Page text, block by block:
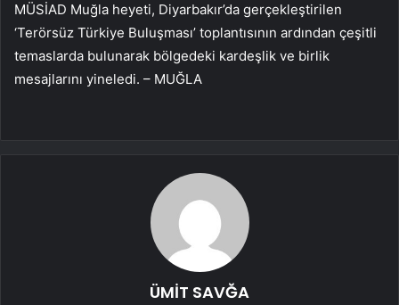
MÜSİAD Muğla heyeti, Diyarbakır’da gerçekleştirilen
‘Terörsüz Türkiye Buluşması’ toplantısının ardından çeşitli
temaslarda bulunarak bölgedeki kardeşlik ve birlik
mesajlarını yineledi. – MUĞLA
ÜMİT SAVĞA